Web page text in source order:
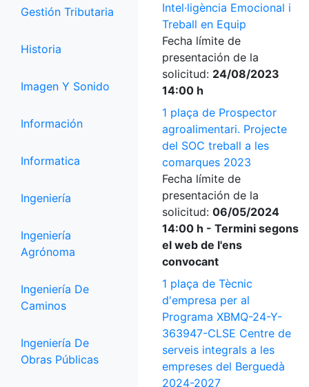
Gestión Tributaria
Historia
Imagen Y Sonido
Información
Informatica
Ingeniería
Ingeniería
Agrónoma
Ingeniería De
Caminos
Ingeniería De
Obras Públicas
Intel·ligència Emocional i
Treball en Equip
Fecha límite de
presentación de la
solicitud: 24/08/2023
14:00 h
1 plaça de Prospector
agroalimentari. Projecte
del SOC treball a les
comarques 2023
Fecha límite de
presentación de la
solicitud: 06/05/2024
14:00 h - Termini segons
el web de l'ens
convocant
1 plaça de Tècnic
d'empresa per al
Programa XBMQ-24-Y-
363947-CLSE Centre de
serveis integrals a les
empreses del Berguedà
2024-2027